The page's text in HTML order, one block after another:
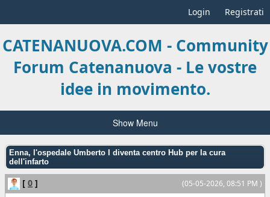
Login Registrati
CATENANUOVA.COM - Community
Forum Catenanuova - Le vostre
idee in movimento.
Show Menu
Enna, l'ospedale Umberto I diventa centro Hub per la cura
dell'infarto
(05-05-2026, 08:51 PM )
[ 0 ]